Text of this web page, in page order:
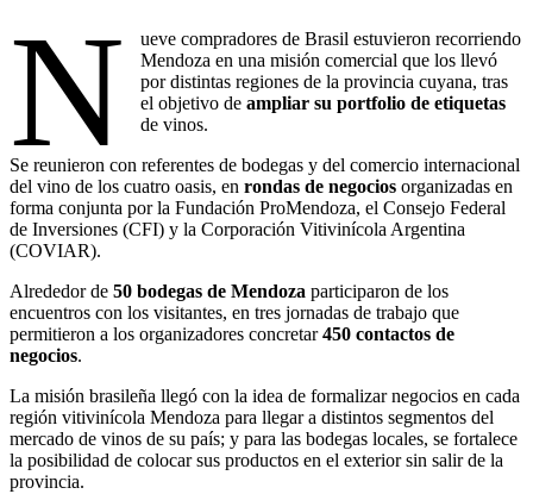
N
ueve compradores de Brasil estuvieron recorriendo
Mendoza en una misión comercial que los llevó
por distintas regiones de la provincia cuyana, tras
el objetivo deampliar su portfolio de etiquetas
de vinos.
Se reunieron con referentes de bodegas y del comercio internacional
del vino de los cuatro oasis, en rondas de negocios organizadas en
forma conjunta por la Fundación ProMendoza, el Consejo Federal
de Inversiones (CFI) y la Corporación Vitivinícola Argentina
(COVIAR).
Alrededor de 50 bodegas de Mendoza participaron de los
encuentros con los visitantes, en tres jornadas de trabajo que
permitieron a los organizadores concretar450 contactos de
negocios.
La misión brasileña llegó con la idea de formalizar negocios en cada
región vitivinícola Mendoza para llegar a distintos segmentos del
mercado de vinos de su país; y para las bodegas locales, se fortalece
la posibilidad de colocar sus productos en el exterior sin salir de la
provincia.